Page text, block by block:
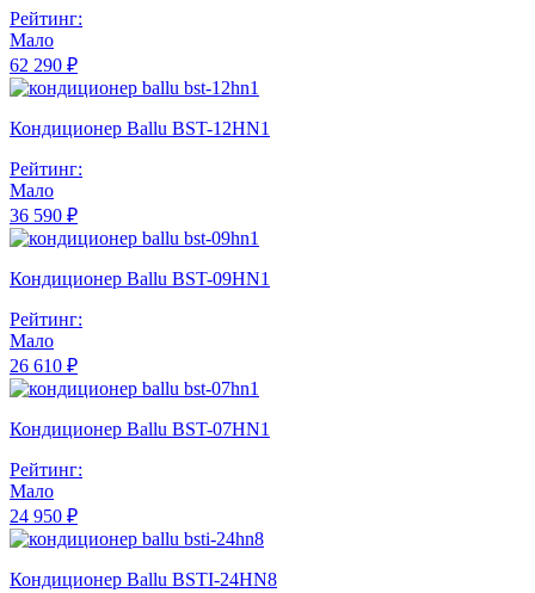
Рейтинг:
Мало
62 290 ₽
Кондиционер Ballu BST-12HN1
Рейтинг:
Мало
36 590 ₽
Кондиционер Ballu BST-09HN1
Рейтинг:
Мало
26 610 ₽
Кондиционер Ballu BST-07HN1
Рейтинг:
Мало
24 950 ₽
Кондиционер Ballu BSTI-24HN8